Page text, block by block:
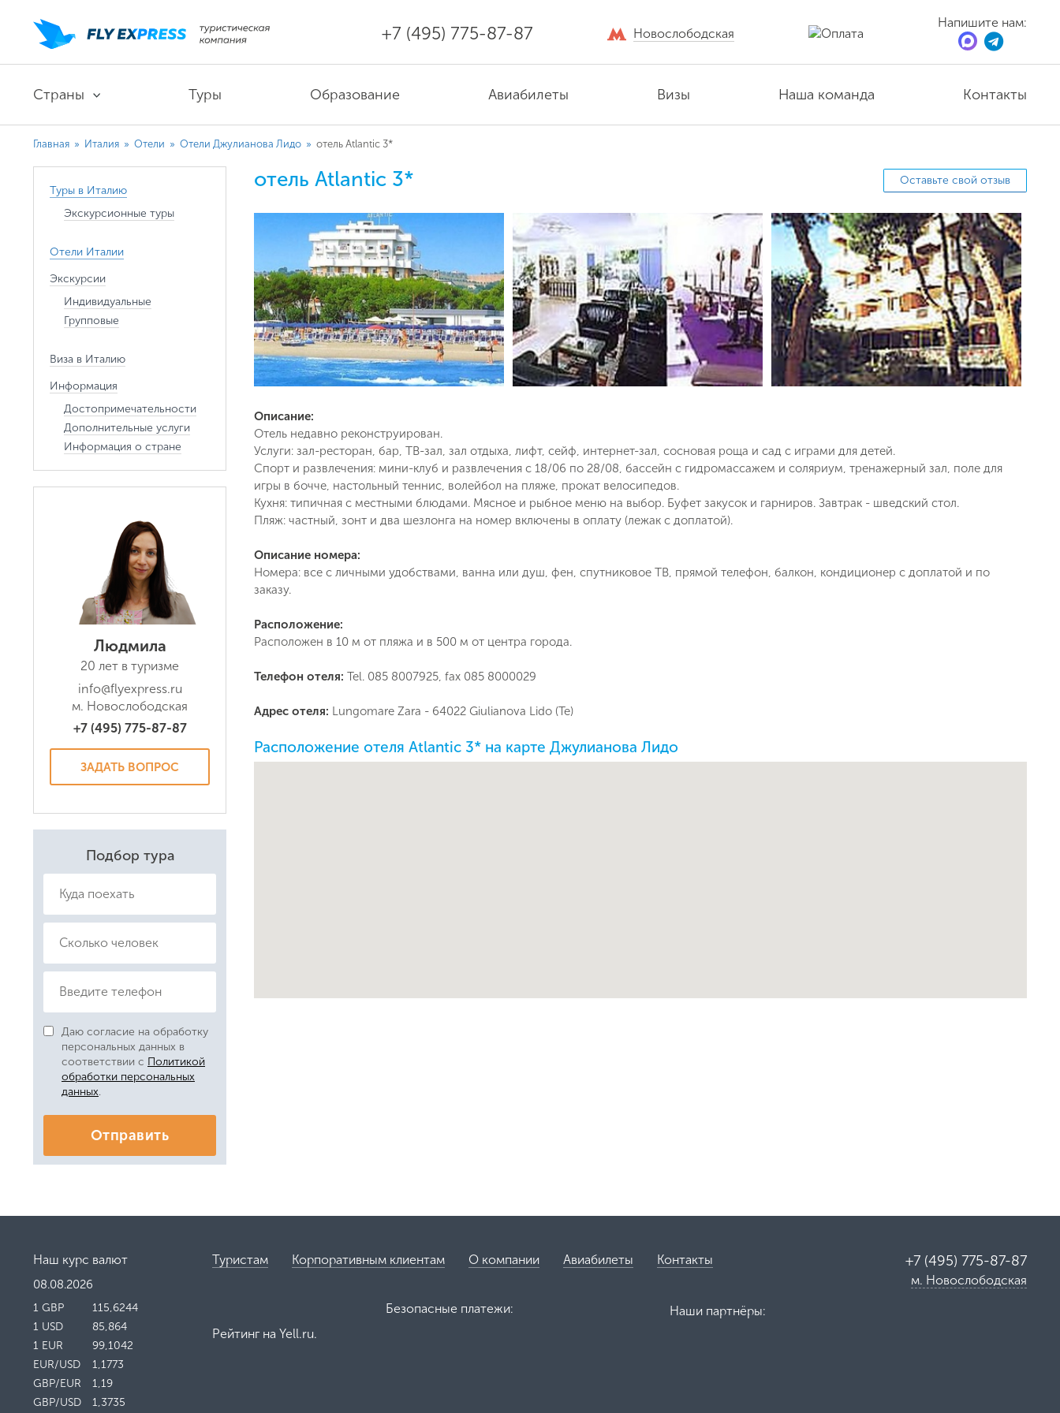
+7 (495) 775-87-87 Новослободская
Напишите нам:
Страны Туры Образование Авиабилеты Визы Наша команда Контакты
Наш менеджер свяжется с вами
Телефон
Поймайте выгодную цену!
выбранным критериям
Email
Главная » Италия » Отели » Отели Джулианова Лидо » отель Atlantic 3*
Туры в Италию
Экскурсионные туры
Отели Италии
Экскурсии
Индивидуальные
Групповые
Виза в Италию
Информация
Достопримечательности
Дополнительные услуги
Информация о стране
Людмила
20 лет в туризме
info@flyexpress.ru
м. Новослободская
+7 (495) 775-87-87
ЗАДАТЬ ВОПРОС
Вопрос к менеджеру Людмила
Даю согласие на обработку персональных данных в соответствии с
Политикой обработки персональных данных.
Подбор тура
Даю согласие на обработку
персональных данных в
соответствии с Политикой
обработки персональных
данных.
Отправить
Оставьте свой отзыв
отель Atlantic 3*
Описание:
Отель недавно реконструирован.
Услуги: зал-ресторан, бар, ТВ-зал, зал отдыха, лифт, сейф, интернет-зал, сосновая роща и сад с играми для детей.
Спорт и развлечения: мини-клуб и развлечения с 18/06 по 28/08, бассейн с гидромассажем и соляриум, тренажерный зал, поле для
игры в бочче, настольный теннис, волейбол на пляже, прокат велосипедов.
Кухня: типичная с местными блюдами. Мясное и рыбное меню на выбор. Буфет закусок и гарниров. Завтрак - шведский стол.
Пляж: частный, зонт и два шезлонга на номер включены в оплату (лежак с доплатой).
Описание номера:
Номера: все с личными удобствами, ванна или душ, фен, спутниковое ТВ, прямой телефон, балкон, кондиционер с доплатой и по
заказу.
Расположение:
Расположен в 10 м от пляжа и в 500 м от центра города.
Телефон отеля: Tel. 085 8007925, fax 085 8000029
Адрес отеля: Lungomare Zara - 64022 Giulianova Lido (Te)
Расположение отеля Atlantic 3* на карте Джулианова Лидо
Наш курс валют
08.08.2026
1 GBP
115,6244
1 USD
85,864
1 EUR
99,1042
EUR/USD
1,1773
GBP/EUR
1,19
GBP/USD
1,3735
+7 (495) 775-87-87
м. Новослободская
Туристам Корпоративным клиентам О компании Авиабилеты Контакты
Рейтинг на Yell.ru.
Безопасные платежи: Наши партнёры: